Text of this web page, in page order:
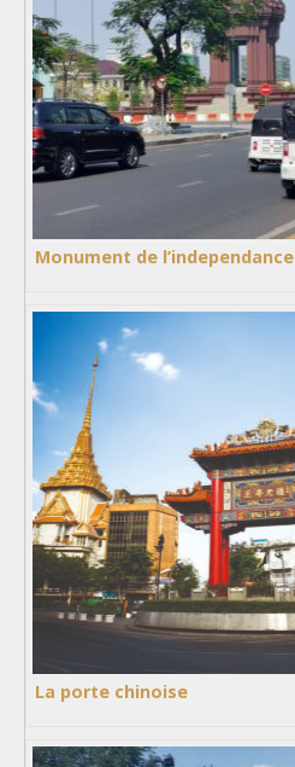
Monument de l’independance
La porte chinoise